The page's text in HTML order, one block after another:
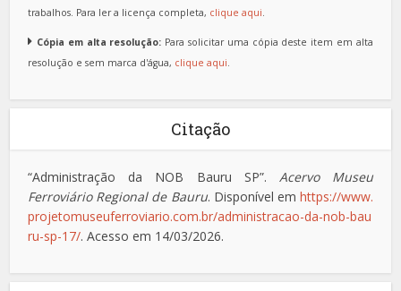
trabalhos. Para ler a licença completa, clique aqui.
Cópia em alta resolução: Para solicitar uma cópia deste item em alta
resolução e sem marca d'água, clique aqui.
Citação
“Administração da NOB Bauru SP”. Acervo Museu
Ferroviário Regional de Bauru. Disponível em https://www.
projetomuseuferroviario.com.br/administracao-da-nob-bau
ru-sp-17/. Acesso em 14/03/2026.